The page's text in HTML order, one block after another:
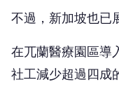
不過，新加坡也已
在兀蘭醫療園區導
社工減少超過四成